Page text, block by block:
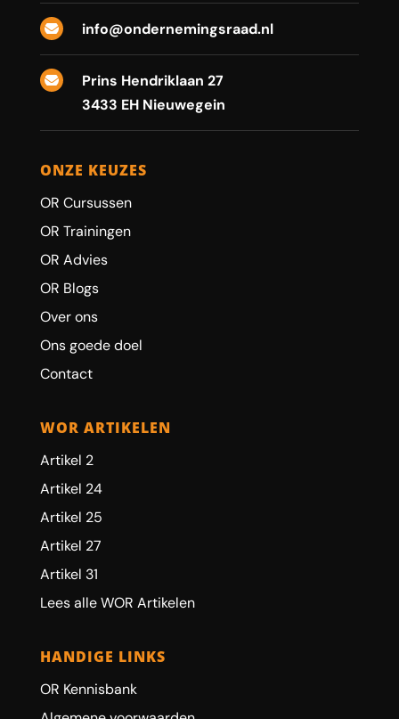
 info@ondernemingsraad.nl

Prins Hendriklaan 27
3433 EH Nieuwegein
ONZE KEUZES
OR Cursussen
OR Trainingen
OR Advies
OR Blogs
Over ons
Ons goede doel
Contact
WOR ARTIKELEN
Artikel 2
Artikel 24
Artikel 25
Artikel 27
Artikel 31
Lees alle WOR Artikelen
HANDIGE LINKS
OR Kennisbank